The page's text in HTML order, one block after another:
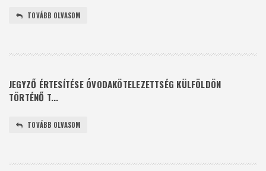
TOVÁBB OLVASOM
JEGYZŐ ÉRTESÍTÉSE ÓVODAKÖTELEZETTSÉG KÜLFÖLDÖN
TÖRTÉNŐ T...
TOVÁBB OLVASOM